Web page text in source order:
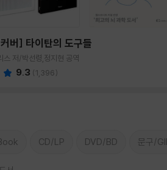
버] 타이탄의 도구들
스 저/박선령,정지현 공역
9.3 (1,396)
CD/LP DVD/BD 문구/